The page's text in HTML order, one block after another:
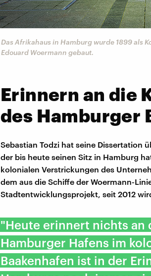
Das Afrikahaus in Hamburg wurde 1899 als
Edouard Woermann gebaut.
Erinnern an die
des Hamburger
Sebastian Todzi hat seine Dissertation
der bis heute seinen Sitz in Hamburg
kolonialen Verstrickungen des
dem aus die Schiffe der Woermann-
Stadtentwicklungsprojekt, seit 2012
"Heute erinnert nichts an
Hamburger Hafens im
Baakenhafen ist in der